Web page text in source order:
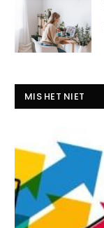
MIS HET NIET